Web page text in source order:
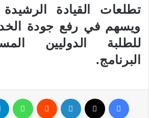
تطلعات القيادة الرشيدة
ويسهم في رفع جودة
للطلبة الدوليين
البرنامج.